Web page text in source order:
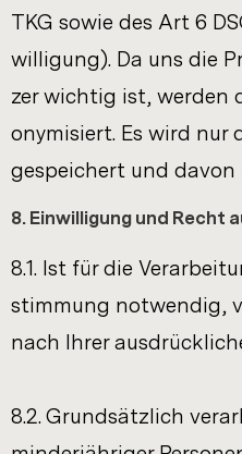
TKG sowie des Art 6
wil­li­gung). Da uns die
zer wich­tig ist,
ony­mi­siert. Es wird nur
ge­spei­chert und davon
8. Ein­wil­li­gung und Recht
8.1. Ist für die
stim­mung not­wen­dig,
nach Ihrer
8.2. Grund­sätz­lich